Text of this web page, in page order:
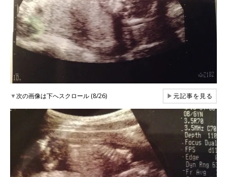
▼次の画像は下へスクロール (8/26) ▶元記事を見る